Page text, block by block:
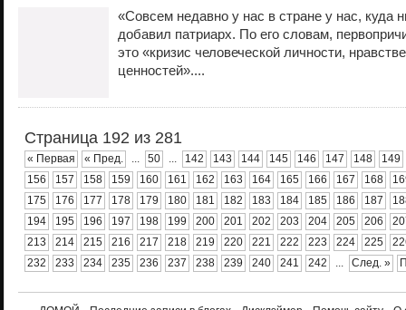
«Совсем недавно у нас в стране у нас, куда
добавил патриарх. По его словам,
это «кризис человеческой личности,
ценностей»....
Страница 192 из 281
« Первая « Пред. ... 50 ... 142 143 144 145 146 147 148
149
156
157 158 159 160 161 162 163 164 165 166 167 168
175
176 177 178 179 180 181 182 183 184 185 186 187
194
195 196 197 198 199 200 201 202 203 204 205 206
213
214 215 216 217 218 219 220 221 222 223 224 225
232
233 234 235 236 237 238 239 240 241 242 ... След. »